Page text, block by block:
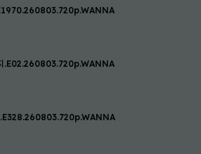
.E02.260803.720p.WANNA